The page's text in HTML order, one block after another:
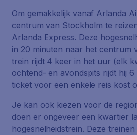
Om gemakkelijk vanaf Arlanda
centrum van Stockholm te
Arlanda Express. Deze
in 20 minuten naar het centrum
trein rijdt 4 keer in het uur (elk
ochtend- en avondspits rijdt hij
ticket voor een enkele reis kost
Je kan ook kiezen voor de
doen er ongeveer een kwartier
hogesnelheidstrein. Deze